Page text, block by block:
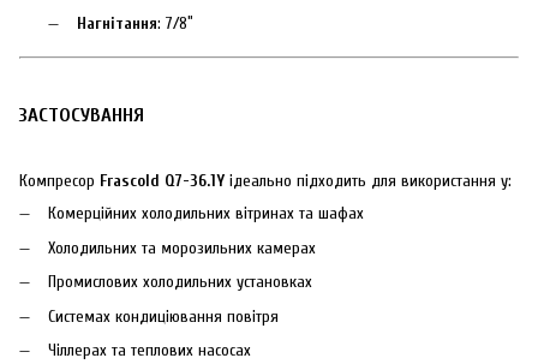
Нагнітання: 7/8″
ЗАСТОСУВАННЯ
Компресор Frascold Q7-36.1Y ідеально підходить для використання у:
Комерційних холодильних вітринах та шафах
Холодильних та морозильних камерах
Промислових холодильних установках
Системах кондиціювання повітря
Чіллерах та теплових насосах